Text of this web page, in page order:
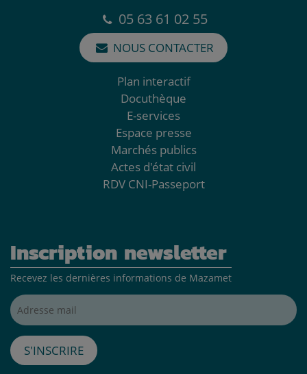
05 63 61 02 55
NOUS CONTACTER
Plan interactif
Docuthèque
E-services
Espace presse
Marchés publics
Actes d'état civil
RDV CNI-Passeport
Inscription newsletter
Recevez les dernières informations de Mazamet
Adresse mail*
S'inscrire